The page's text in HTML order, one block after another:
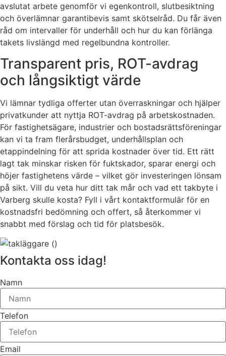
avslutat arbete genomför vi egenkontroll, slutbesiktning
och överlämnar garantibevis samt skötselråd. Du får även
råd om intervaller för underhåll och hur du kan förlänga
takets livslängd med regelbundna kontroller.
Transparent pris, ROT-avdrag
och långsiktigt värde
Vi lämnar tydliga offerter utan överraskningar och hjälper
privatkunder att nyttja ROT-avdrag på arbetskostnaden.
För fastighetsägare, industrier och bostadsrättsföreningar
kan vi ta fram flerårsbudget, underhållsplan och
etappindelning för att sprida kostnader över tid. Ett rätt
lagt tak minskar risken för fuktskador, sparar energi och
höjer fastighetens värde – vilket gör investeringen lönsam
på sikt. Vill du veta hur ditt tak mår och vad ett takbyte i
Varberg skulle kosta? Fyll i vårt kontaktformulär för en
kostnadsfri bedömning och offert, så återkommer vi
snabbt med förslag och tid för platsbesök.
Kontakta oss idag!
Namn
Telefon
Email